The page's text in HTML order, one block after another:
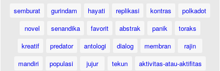
semburat
gurindam hayati replikasi kontras
polkadot
novel
senandika favorit abstrak panik
toraks
kreatif
predator antologi dialog membran
rajin
mandiri
populasi jujur tekun
aktivitas-atau-aktifitas